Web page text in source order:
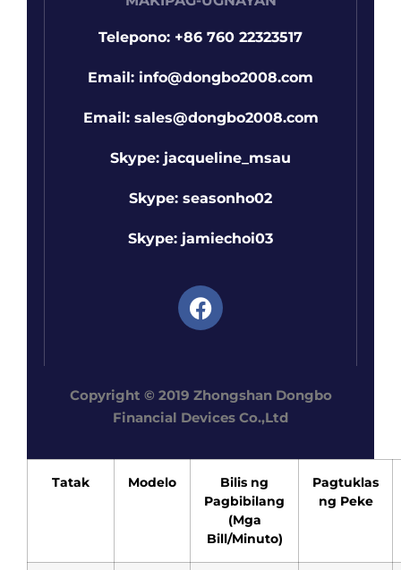
Telepono: +86 760 22323517
Email: info@dongbo2008.com
Email: sales@dongbo2008.com
Skype: jacqueline_msau
Skype: seasonho02
Skype: jamiechoi03
Copyright © 2019 Zhongshan Dongbo
Financial Devices Co.,Ltd
Tatak Modelo
Bilis ng
Pagbibilang
(Mga
Bill/Minuto)
Pagtuklas
ng Peke